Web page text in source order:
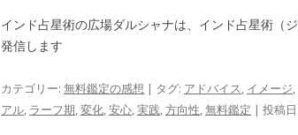
インド占星術の広場ダルシャナは、インド占星術（
発信します
カテゴリー: 無料鑑定の感想 | タグ: アドバイス, イメージ,
アル, ラーフ期,変化,安心,実践,方向性,無料鑑定 | 投稿日: